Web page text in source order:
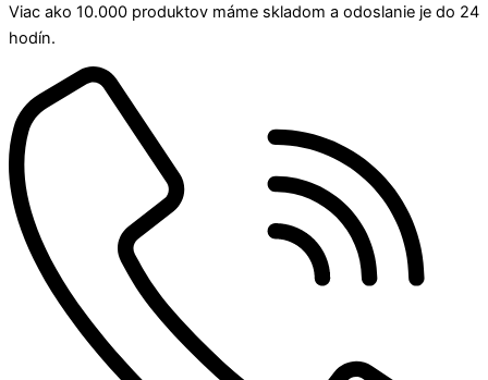
Viac ako 10.000 produktov máme skladom a odoslanie je do 24
hodín.